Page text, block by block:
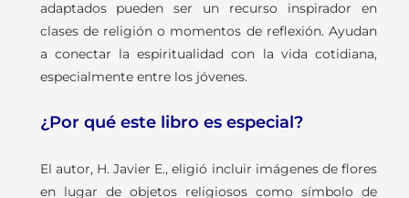
adaptados pueden ser un recurso inspirador en
clases de religión o momentos de reflexión. Ayudan
a conectar la espiritualidad con la vida cotidiana,
especialmente entre los jóvenes.
¿Por qué este libro es especial?
El autor, H. Javier E., eligió incluir imágenes de flores
en lugar de objetos religiosos como símbolo de